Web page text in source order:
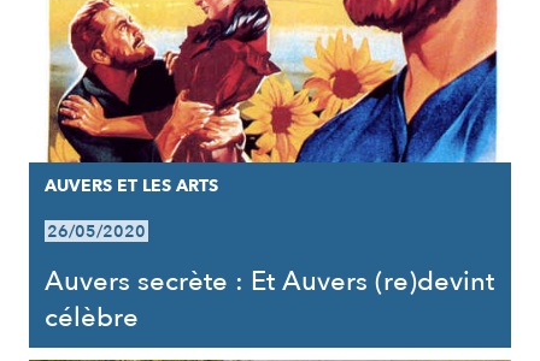
AUVERS ET LES ARTS
26/05/2020
Auvers secrète : Et Auvers (re)devint
célèbre